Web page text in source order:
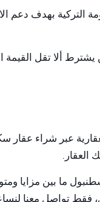
التركية بهدف دعم
عبر شراء
ما بين مزايا
فقط تواصل معنا